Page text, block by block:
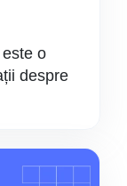
o
despre